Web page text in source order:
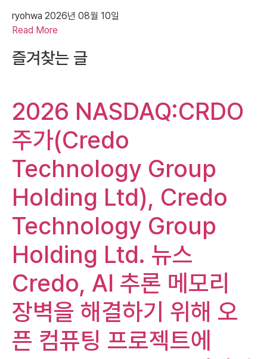
ryohwa 2026년 08월 10일
Read More
즐겨찾는 글
2026 NASDAQ:CRDO
주가(Credo
Technology Group
Holding Ltd), Credo
Technology Group
Holding Ltd. 뉴스
Credo, AI 추론 메모리
장벽을 해결하기 위해 오
픈 컴퓨팅 프로젝트에